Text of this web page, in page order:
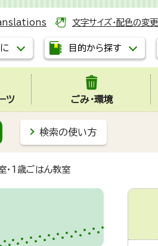
文字サイズ・配色の変更
目的から探す
ツ ごみ・環境
検索の使い方
・1歳ごはん教室